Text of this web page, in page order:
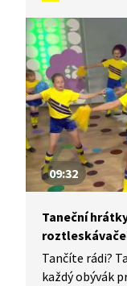
vás inspirovali
každého
jak to vypadá,
09:32
Taneční
Tančíte rádi?
každý obývák